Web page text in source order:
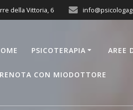
della Vittoria, 6
PSICOTERAPIA AREE
CON MIODOTTORE